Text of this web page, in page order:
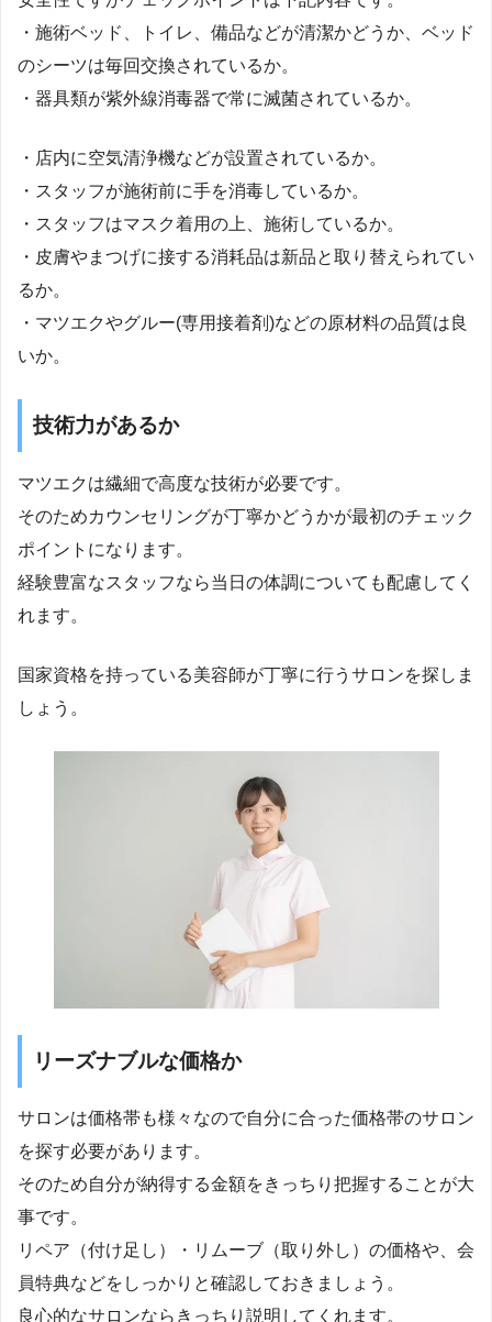
・施術ベッド、トイレ、備品などが清潔かどうか、ベッド
のシーツは毎回交換されているか。
・器具類が紫外線消毒器で常に滅菌されているか。
・店内に空気清浄機などが設置されているか。
・スタッフが施術前に手を消毒しているか。
・スタッフはマスク着用の上、施術しているか。
・皮膚やまつげに接する消耗品は新品と取り替えられてい
るか。
・マツエクやグルー(専用接着剤)などの原材料の品質は良
いか。
技術力があるか
マツエクは繊細で高度な技術が必要です。
そのためカウンセリングが丁寧かどうかが最初のチェック
ポイントになります。
経験豊富なスタッフなら当日の体調についても配慮してく
れます。
国家資格を持っている美容師が丁寧に行うサロンを探しま
しょう。
リーズナブルな価格か
サロンは価格帯も様々なので自分に合った価格帯のサロン
を探す必要があります。
そのため自分が納得する金額をきっちり把握することが大
事です。
リペア（付け足し）・リムーブ（取り外し）の価格や、会
員特典などをしっかりと確認しておきましょう。
良心的なサロンならきっちり説明してくれます。